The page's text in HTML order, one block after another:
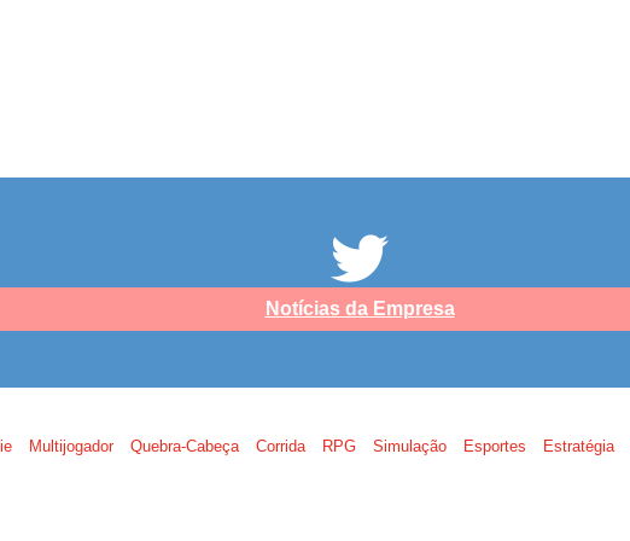
Notícias da Empresa
Multijogador Quebra-Cabeça Corrida RPG Simulação Esportes Estratégia